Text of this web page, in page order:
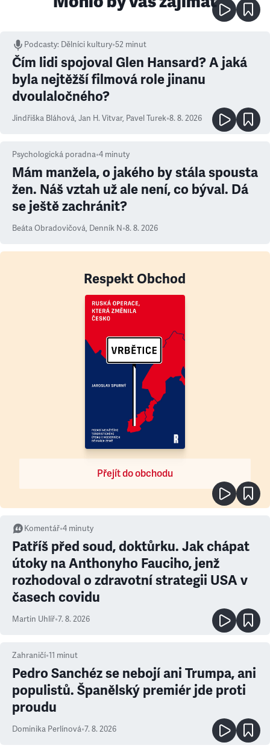
Podcasty: Dělníci kultury•52 minut
Čím lidi spojoval Glen Hansard? A jaká
byla nejtěžší filmová role jinanu
dvoulaločného?
Jindřiška Bláhová, Jan H. Vitvar, Pavel Turek•8. 8. 2026
Psychologická poradna•4 minuty
Mám manžela, o jakého by stála spousta
žen. Náš vztah už ale není, co býval. Dá
se ještě zachránit?
Beáta Obradovičová, Denník N•8. 8. 2026
Respekt Obchod
Přejít do obchodu
Komentář•4 minuty
Patříš před soud, doktůrku. Jak chápat
útoky na Anthonyho Fauciho, jenž
rozhodoval o zdravotní strategii USA v
časech covidu
Martin Uhlíř•7. 8. 2026
Zahraničí•11 minut
Pedro Sanchéz se nebojí ani Trumpa, ani
populistů. Španělský premiér jde proti
proudu
Dominika Perlínová•7. 8. 2026